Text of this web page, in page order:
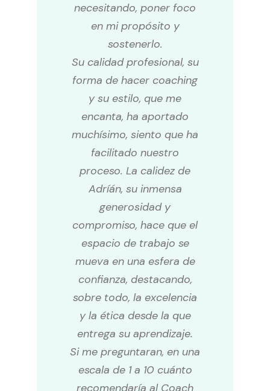
necesitando, poner foco
en mi propósito y
sostenerlo.
Su calidad profesional, su
forma de hacer coaching
y su estilo, que me
encanta, ha aportado
muchísimo, siento que ha
facilitado nuestro
proceso. La calidez de
Adríán, su inmensa
generosidad y
compromiso, hace que el
espacio de trabajo se
mueva en una esfera de
confianza, destacando,
sobre todo, la excelencia
y la ética desde la que
entrega su aprendizaje.
Si me preguntaran, en una
escala de 1 a 10 cuánto